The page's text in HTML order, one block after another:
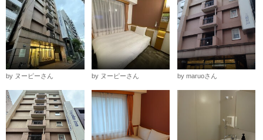
by ヌーピーさん by ヌーピーさん by maruoさん